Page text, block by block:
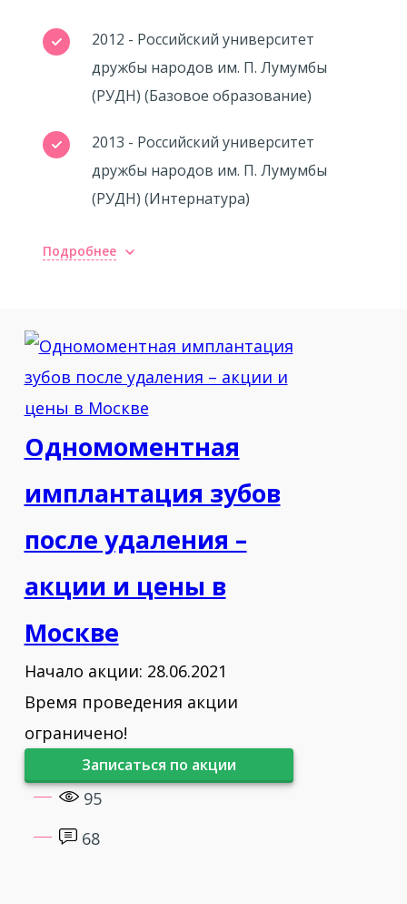
2012 - Российский университет
дружбы народов им. П. Лумумбы
(РУДН) (Базовое образование)
2013 - Российский университет
дружбы народов им. П. Лумумбы
(РУДН) (Интернатура)
Подробнее
Одномоментная
имплантация зубов
после удаления –
акции и цены в
Москве
Начало акции: 28.06.2021
Время проведения акции
ограничено!
Записаться по акции
95
68